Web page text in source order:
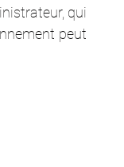
qui
peut